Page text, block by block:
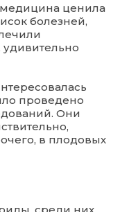
ценила
болезней,
удивительно
проведено
Они
в плодовых
среди них